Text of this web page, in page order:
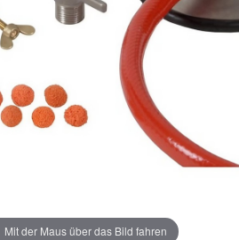
Mit der Maus über das Bild fahren